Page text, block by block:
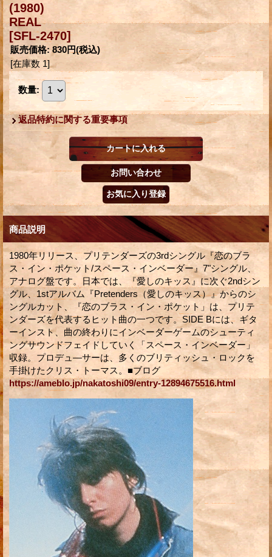
(1980)
REAL
[SFL-2470]
販売価格: 830円(税込)
[在庫数 1]
数量:
返品特約に関する重要事項
商品説明
1980年リリース、プリテンダーズの3rdシングル『恋のブラ
ス・イン・ポケット/スペース・インベーダー』7"シングル、
アナログ盤です。日本では、『愛しのキッス』に次ぐ2ndシン
グル、1stアルバム『Pretenders（愛しのキッス）』からのシ
ングルカット、『恋のブラス・イン・ポケット」は、プリテ
ンダーズを代表するヒット曲の一つです。SIDE Bには、ギタ
ーインスト、曲の終わりにインベーダーゲームのシューティ
ングサウンドフェイドしていく「スペース・インベーダー」
収録。プロデュ―サーは、多くのブリティッシュ・ロックを
手掛けたクリス・トーマス。■ブログ
https://ameblo.jp/nakatoshi09/entry-12894675516.html